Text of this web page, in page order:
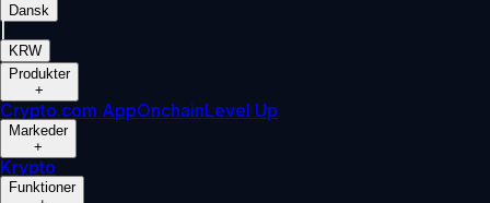
Dansk
KRW
Produkter
+
Crypto.com AppOnchainLevel Up
Markeder
+
Krypto
Funktioner